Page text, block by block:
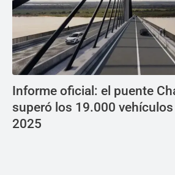
Informe oficial: el puente
superó los 19.000
2025